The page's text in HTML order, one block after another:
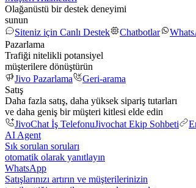
Olağanüstü bir destek deneyimi
sunun
Siteniz için Canlı Destek
Chatbotlar
Pazarlama
Trafiği nitelikli potansiyel
müşterilere dönüştürün
Jivo Pazarlama
Geri-arama
Satış
Daha fazla satış, daha yüksek sipariş tutarları
ve daha geniş bir müşteri kitlesi elde edin
JivoChat İş TelefonuJivochat Ekip Sohbeti
AI Agent
Sık sorulan soruları
otomatik olarak yanıtlayın
WhatsApp
Satışlarınızı artırın ve müşterilerinizin